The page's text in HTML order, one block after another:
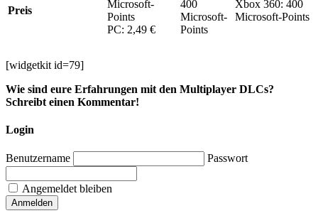
Preis
Microsoft-
Points
PC: 2,49 €
400
Microsoft-
Points
Xbox 360: 400
Microsoft-Points
[widgetkit id=79]
Wie sind eure Erfahrungen mit den Multiplayer DLCs?
Schreibt einen Kommentar!
Login
Benutzername Passwort
Angemeldet bleiben